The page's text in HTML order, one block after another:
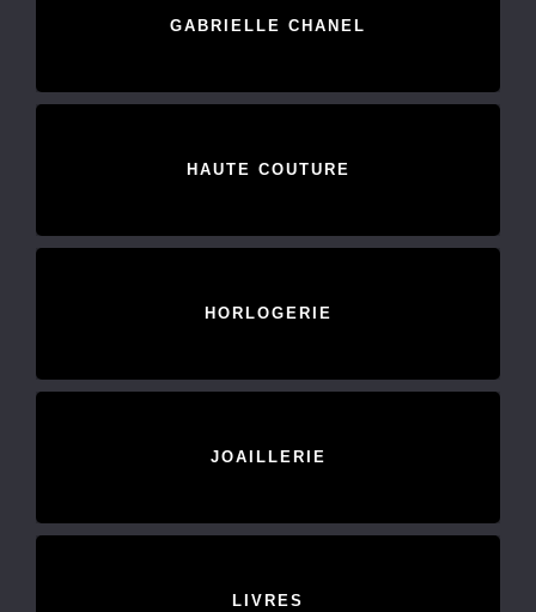
GABRIELLE CHANEL
HAUTE COUTURE
HORLOGERIE
JOAILLERIE
LIVRES